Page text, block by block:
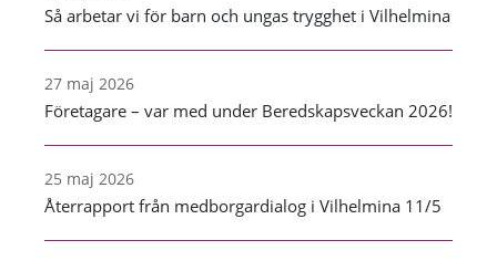
Så arbetar vi för barn och ungas trygghet i Vilhelmina
27 maj 2026
Företagare – var med under Beredskapsveckan 2026!
25 maj 2026
Återrapport från medborgardialog i Vilhelmina 11/5